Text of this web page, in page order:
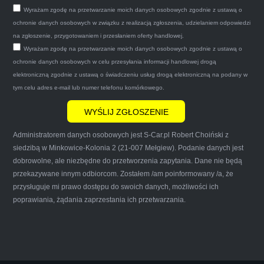
tego samego dnia miły grzeczny pan przyjechał
po trzech godzinach autolawetą sprawnie
zapakował auto wypisał dokumenty i wypłacił
gotówkę.Zdecydowanie mogę polecić tą firmę
mnie do skorzystania z ich usług przekonało to
że są na FACEBOOKU i każdy tam może
wyrazić opinię na ich temat.
Iwona Górska
naprawde ludzki, nie zdziera, nie oszukuje.
Wyrażam zgodę na przetwarzanie moich danych osobowych zgodnie z ustawą o
ochronie danych osobowych w związku z realizacją zgłoszenia, udzielaniem odpowiedzi
na zgłoszenie, przygotowaniem i przesłaniem oferty handlowej.
Wyrażam zgodę na przetwarzanie moich danych osobowych zgodnie z ustawą o
ochronie danych osobowych w celu przesyłania informacji handlowej drogą
elektroniczną zgodnie z ustawą o świadczeniu usług drogą elektroniczną na podany w
tym celu adres e-mail lub numer telefonu komórkowego.
Administratorem danych osobowych jest S-Car.pl Robert Choiński z
siedzibą w Minkowice-Kolonia 2 (21-007 Mełgiew). Podanie danych jest
dobrowolne, ale niezbędne do przetworzenia zapytania. Dane nie będą
przekazywane innym odbiorcom. Zostałem /am poinformowany /a, że
przysługuje mi prawo dostępu do swoich danych, możliwości ich
poprawiania, żądania zaprzestania ich przetwarzania.